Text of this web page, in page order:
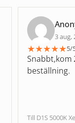
3 aug,
★★★★★5/
Snabbt,kom
beställning.
Till D1S 5000K